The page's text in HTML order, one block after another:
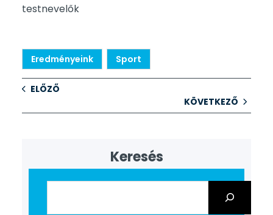
testnevelők
Eredményeink Sport
ELŐZŐ
KÖVETKEZŐ
Keresés